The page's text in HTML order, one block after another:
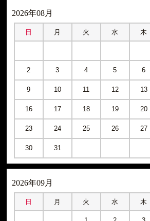
2026年08月
日 月 火 水 木
2 3 4 5 6
9 10 11 12 13
16 17 18 19 20
23 24 25 26 27
30 31
2026年09月
日 月 火 水 木